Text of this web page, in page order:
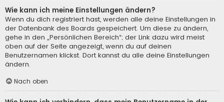
Wie kann ich meine Einstellungen ändern?
Wenn du dich registriert hast, werden alle deine Einstellungen in
der Datenbank des Boards gespeichert. Um diese zu ändern,
gehe in den „Persönlichen Bereich“; der Link dazu wird meist
oben auf der Seite angezeigt, wenn du auf deinen
Benutzernamen klickst. Dort kannst du alle deine Einstellungen
ändern.
Nach oben